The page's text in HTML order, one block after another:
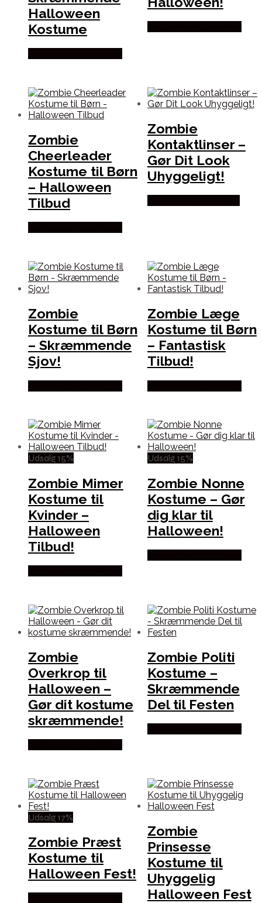
Halloween
Kostume
Zombie
Cheerleader
Kostume til Børn
– Halloween
Tilbud
Zombie
Kontaktlinser –
Gør Dit Look
Uhyggeligt!
Zombie
Kostume til Børn
– Skræmmende
Sjov!
Zombie Læge
Kostume til Børn
– Fantastisk
Tilbud!
Udsalg 15%
Zombie Mimer
Kostume til
Kvinder –
Halloween
Tilbud!
Udsalg 15%
Zombie Nonne
Kostume – Gør
dig klar til
Halloween!
Zombie
Overkrop til
Halloween –
Gør dit kostume
skræmmende!
Zombie Politi
Kostume –
Skræmmende
Del til Festen
Udsalg 17%
Zombie Præst
Kostume til
Halloween Fest!
Zombie
Prinsesse
Kostume til
Uhyggelig
Halloween Fest